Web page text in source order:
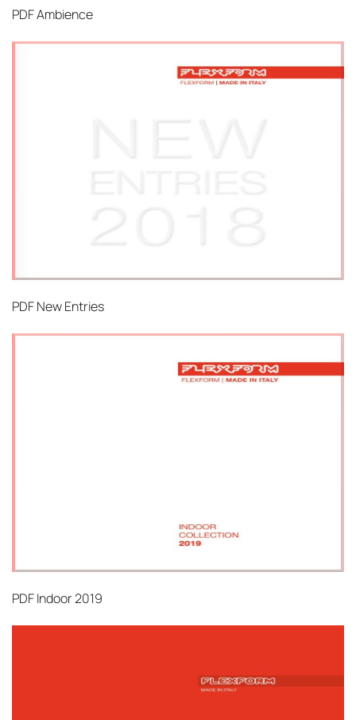
PDFAmbience
PDFNew Entries
PDFIndoor 2019